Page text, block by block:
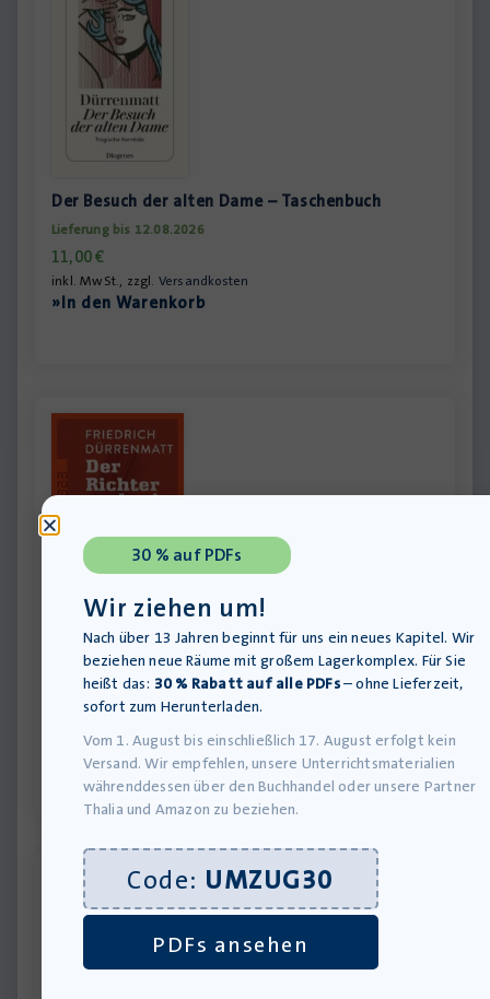
Der Besuch der alten Dame – Taschenbuch
Lieferung bis 12.08.2026
11,00€
inkl. MwSt., zzgl. Versandkosten
»In den Warenkorb
Der Richter und sein Henker – Taschenbuch
Lieferung bis 12.08.2026
12,00€
inkl. MwSt., zzgl.Versandkosten
»In den Warenkorb
30 % auf PDFs
Wir ziehen um!
Nach über 13 Jahren beginnt für uns ein neues Kapitel. Wir
beziehen neue Räume mit großem Lagerkomplex. Für Sie
heißt das: 30 % Rabatt auf alle PDFs– ohne Lieferzeit,
sofort zum Herunterladen.
Vom 1. August bis einschließlich 17. August erfolgt kein
Versand. Wir empfehlen, unsere Unterrichtsmaterialien
währenddessen über den Buchhandel oder unsere Partner
Thalia und Amazon zu beziehen.
Code: UMZUG30
PDFs ansehen